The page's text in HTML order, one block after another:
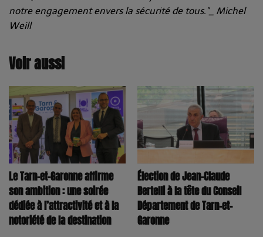
notre engagement envers la sécurité de tous."_ Michel
Weill
Voir aussi
Le Tarn-et-Garonne affirme
son ambition : une soirée
dédiée à l’attractivité et à la
notoriété de la destination
Élection de Jean-Claude
Bertelli à la tête du Conseil
Département de Tarn-et-
Garonne